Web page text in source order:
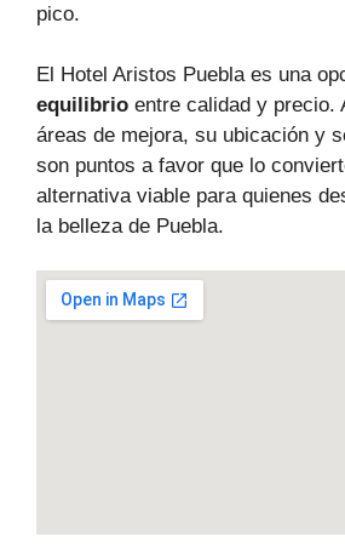
pico.
El Hotel Aristos Puebla es una
equilibrio entre calidad y precio.
áreas de mejora, su ubicación y
son puntos a favor que lo
alternativa viable para quienes
la belleza de Puebla.